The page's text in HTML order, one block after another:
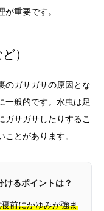
重要です。
）
のガサガサの原因とな
一般的です。水虫は足
ガサガサしたりするこ
とがあります。
るポイントは？
前にかゆみが強ま